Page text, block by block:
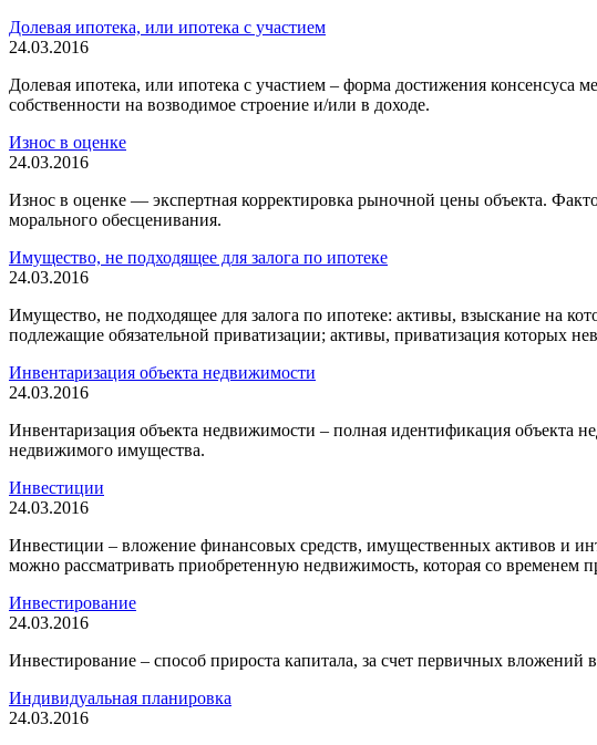
Долевая ипотека, или ипотека с участием
24.03.2016
Долевая ипотека, или ипотека с участием – форма достижения консенсуса
собственности на возводимое строение и/или в доходе.
Износ в оценке
24.03.2016
Износ в оценке — экспертная корректировка рыночной цены объекта.
морального обесценивания.
Имущество, не подходящее для залога по ипотеке
24.03.2016
Имущество, не подходящее для залога по ипотеке: активы, взыскание на
подлежащие обязательной приватизации; активы, приватизация которых
Инвентаризация объекта недвижимости
24.03.2016
Инвентаризация объекта недвижимости – полная идентификация объекта
недвижимого имущества.
Инвестиции
24.03.2016
Инвестиции – вложение финансовых средств, имущественных активов и
можно рассматривать приобретенную недвижимость, которая со временем
Инвестирование
24.03.2016
Инвестирование – способ прироста капитала, за счет первичных вложений
Индивидуальная планировка
24.03.2016